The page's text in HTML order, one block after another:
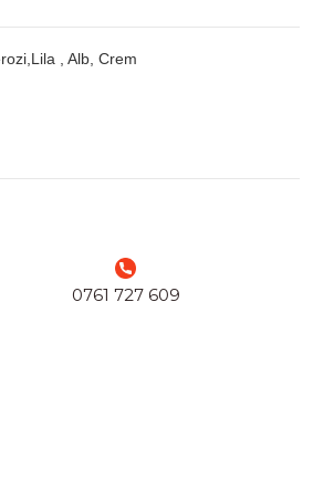
, Alb, Crem
0761 727 609